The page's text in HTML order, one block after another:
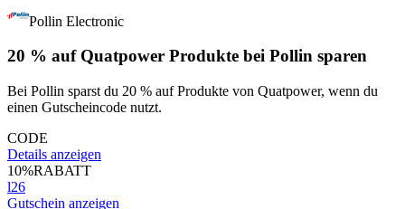
Pollin Electronic
20 % auf Quatpower Produkte bei Pollin sparen
Bei Pollin sparst du 20 % auf Produkte von Quatpower, wenn du
einen Gutscheincode nutzt.
CODE
Details anzeigen
10%RABATT
l26
Gutschein anzeigen